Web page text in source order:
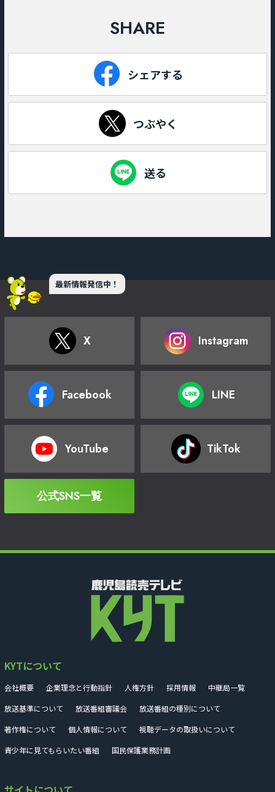
SHARE
シェアする
つぶやく
送る
最新情報発信中！
X Instagram
Facebook LINE
YouTube TikTok
公式SNS一覧
KYTについて
会社概要 企業理念と行動指針 人権方針 採用情報
中継局一覧
放送基準について
放送番組審議会
放送番組の種別について
著作権について
個人情報について
視聴データの取扱いについて
青少年に見てもらいたい番組
国民保護業務計画